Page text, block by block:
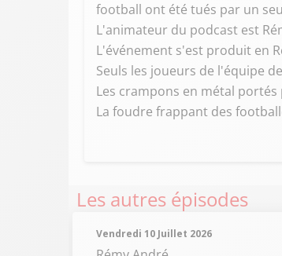
football ont été tués par un
L'animateur du podcast est
L'événement s'est produit en
Seuls les joueurs de l'équipe
Les crampons en métal
La foudre frappant des
Les autres épisodes
Vendredi 10 Juillet 2026